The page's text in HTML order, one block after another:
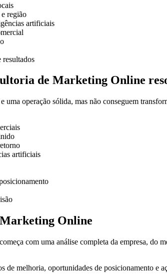
região
artificiais
resultados
de Marketing Online
uma operação sólida, mas não conseguem
artificiais
Online
começa com uma análise completa da empresa, do
de melhoria, oportunidades de posicionamento e